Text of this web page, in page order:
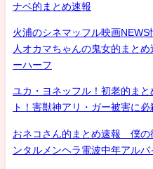
ナベ的まとめ速報
火浦のシネマッフル映画
人オカマちゃんの鬼女的まと
ーハーフ
ユカ・ヨネッフル！初老的ま
ト！害獣神アリ・ガー被害に
おネコさん的まとめ速報 僕の
ンタルメンヘラ電波中年アル